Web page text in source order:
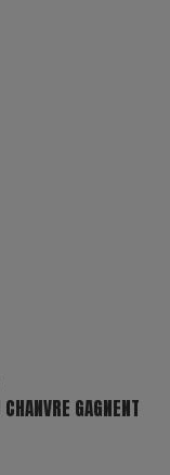
GAGNENT